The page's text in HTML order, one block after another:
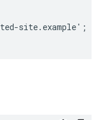
site.example';